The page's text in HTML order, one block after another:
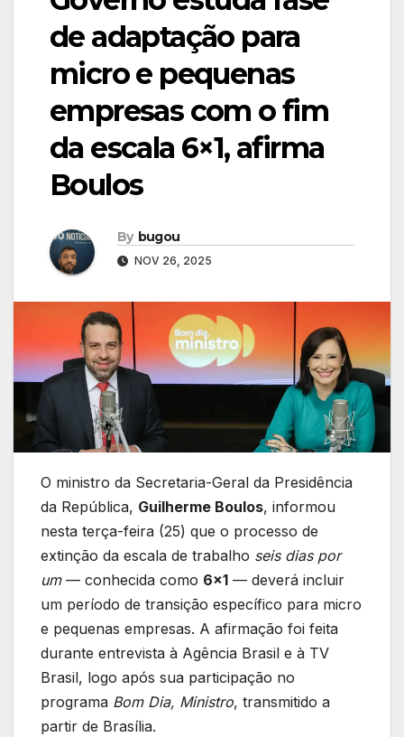
de adaptação para
micro e pequenas
empresas com o fim
da escala 6×1, afirma
Boulos
By bugou
NOV 26, 2025
O ministro da Secretaria-Geral da Presidência
da República, Guilherme Boulos, informou
nesta terça-feira (25) que o processo de
extinção da escala de trabalho seis dias por
um— conhecida como 6×1 — deverá incluir
um período de transição específico para micro
e pequenas empresas. A afirmação foi feita
durante entrevista à Agência Brasil e à TV
Brasil, logo após sua participação no
programa Bom Dia, Ministro, transmitido a
partir de Brasília.